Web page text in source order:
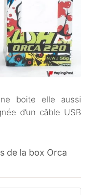
boite elle aussi
d’un câble USB
de la box Orca